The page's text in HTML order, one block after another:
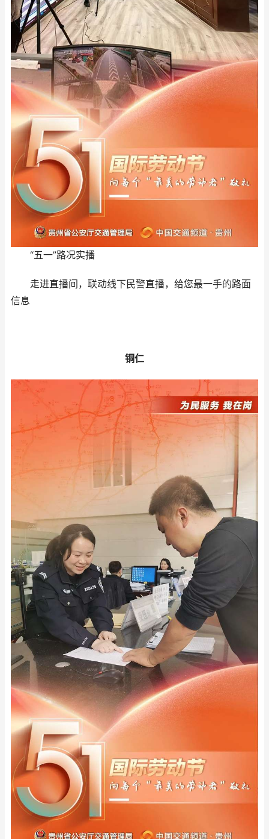
“五一”路况实播
走进直播间，联动线下民警直播，给您最一手的路面
信息
铜仁